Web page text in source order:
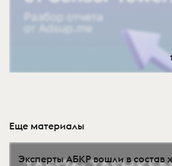
Еще материалы
Эксперты АБКР вошли в состав